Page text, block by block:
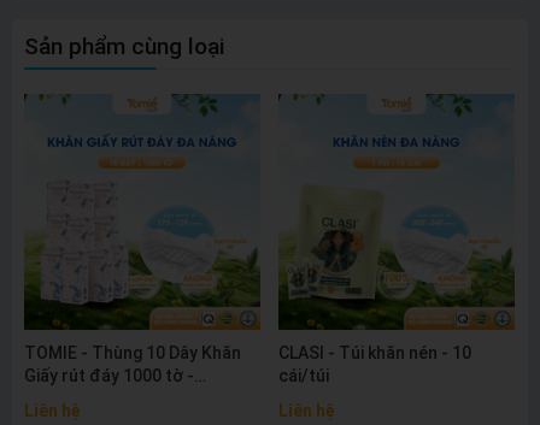
Sản phẩm cùng loại
TOMIE - Thùng 10 Dây Khăn
Giấy rút đáy 1000 tờ -
175x128mm
Liên hệ
CLASI - Túi khăn nén - 10
cái/túi
Liên hệ